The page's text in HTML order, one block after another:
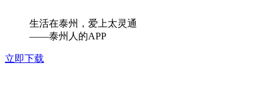
生活在泰州，爱上太灵通
——泰州人的APP
立即下载